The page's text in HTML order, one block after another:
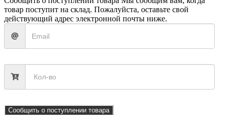
товар поступит на склад. Пожалуйста, оставьте свой
действующий адрес электронной почты ниже.
Сообщить о поступлении товара